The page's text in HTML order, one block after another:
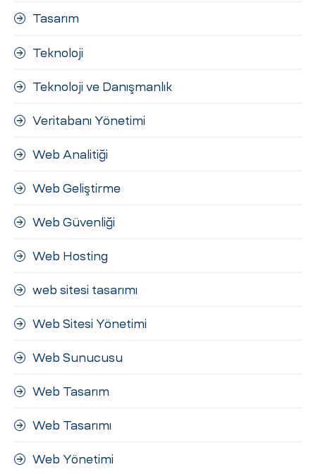
Tasarım
Teknoloji
Teknoloji ve Danışmanlık
Veritabanı Yönetimi
Web Analitiği
Web Geliştirme
Web Güvenliği
Web Hosting
web sitesi tasarımı
Web Sitesi Yönetimi
Web Sunucusu
Web Tasarım
Web Tasarımı
Web Yönetimi